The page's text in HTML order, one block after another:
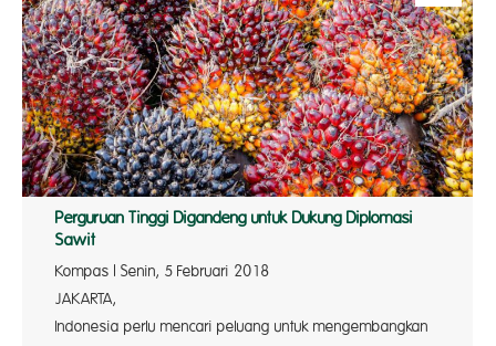
Perguruan Tinggi Digandeng untuk Dukung Diplomasi
Sawit
Kompas | Senin, 5 Februari 2018
Indonesia perlu mencari peluang untuk mengembangkan